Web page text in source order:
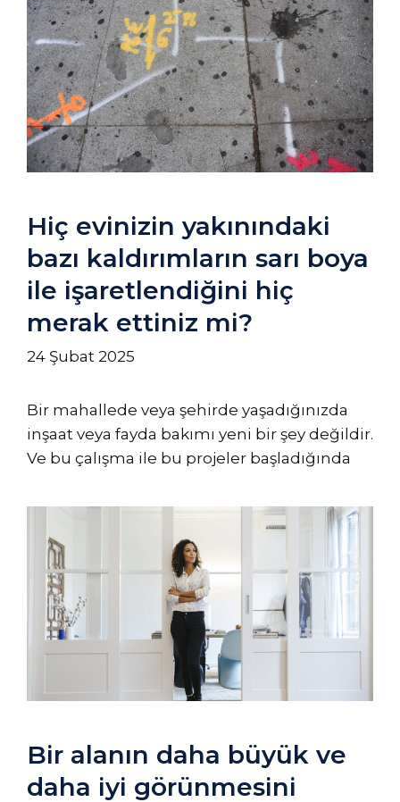
Hiç evinizin yakınındaki
bazı kaldırımların sarı boya
ile işaretlendiğini hiç
merak ettiniz mi?
24 Şubat 2025
Bir mahallede veya şehirde yaşadığınızda
inşaat veya fayda bakımı yeni bir şey değildir.
Ve bu çalışma ile bu projeler başladığında
Bir alanın daha büyük ve
daha iyi görünmesini